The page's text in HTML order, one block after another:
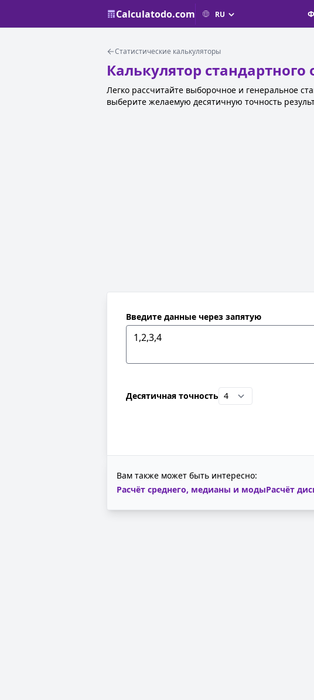
Calculatodo.com
Статистические калькуляторы
Калькулятор стандартного
Легко рассчитайте выборочное и генеральное
выберите желаемую десятичную точность
Введите данные через запятую
Десятичная точность
Вам также может быть интересно:
Расчёт среднего, медианы и модыРасчёт